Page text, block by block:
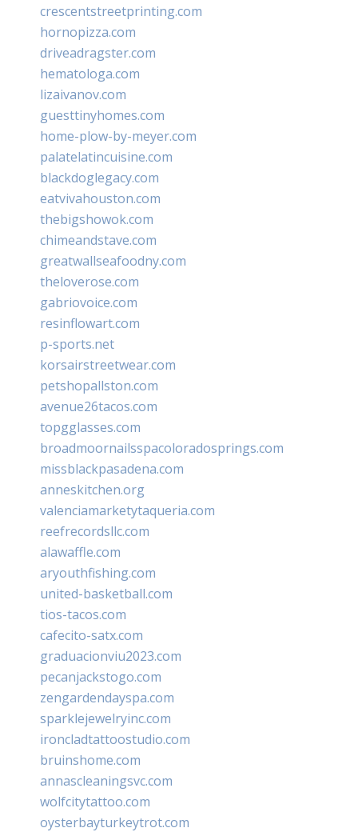
crescentstreetprinting.com
hornopizza.com
driveadragster.com
hematologa.com
lizaivanov.com
guesttinyhomes.com
home-plow-by-meyer.com
palatelatincuisine.com
blackdoglegacy.com
eatvivahouston.com
thebigshowok.com
chimeandstave.com
greatwallseafoodny.com
theloverose.com
gabriovoice.com
resinflowart.com
p-sports.net
korsairstreetwear.com
petshopallston.com
avenue26tacos.com
topgglasses.com
broadmoornailsspacoloradosprings.com
missblackpasadena.com
anneskitchen.org
valenciamarketytaqueria.com
reefrecordsllc.com
alawaffle.com
aryouthfishing.com
united-basketball.com
tios-tacos.com
cafecito-satx.com
graduacionviu2023.com
pecanjackstogo.com
zengardendayspa.com
sparklejewelryinc.com
ironcladtattoostudio.com
bruinshome.com
annascleaningsvc.com
wolfcitytattoo.com
oysterbayturkeytrot.com